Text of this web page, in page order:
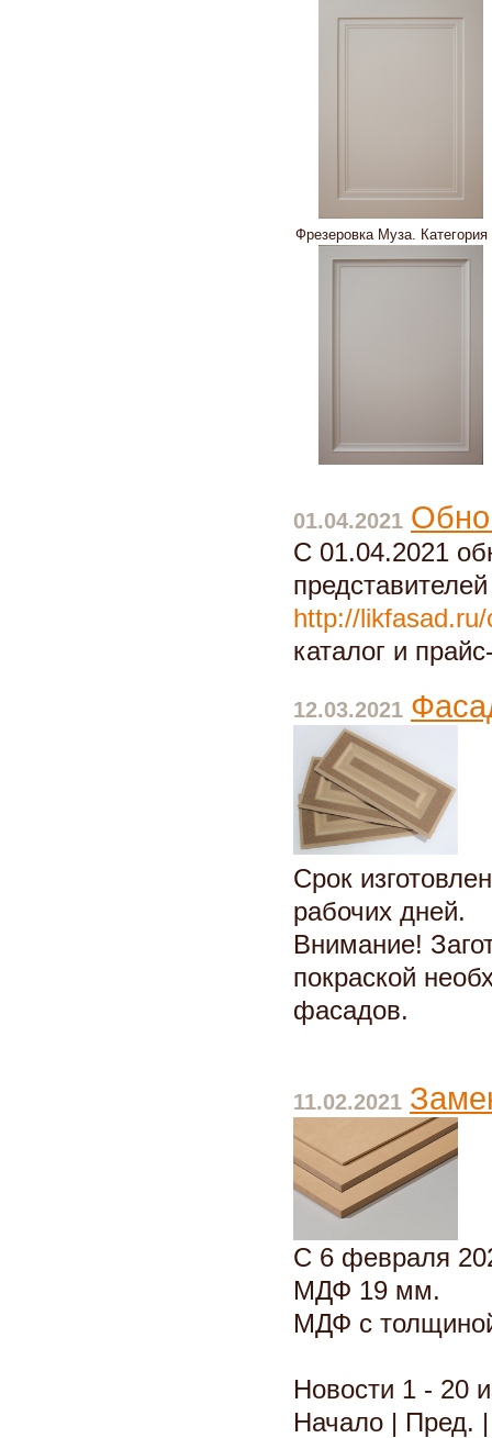
Фрезеровка Муза.
01.04.2021
С 01.04.2021
http://
каталог и
12.03.2021
Срок
рабочих дней.
Внимание!
покраской
фасадов.
11.02.2021
С 6 февраля
МДФ 19 мм.
МДФ с
Новости 1 - 20
Начало | Пред.